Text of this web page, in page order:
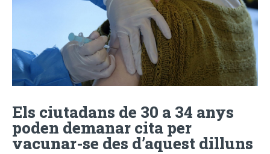
Els ciutadans de 30 a 34 anys
poden demanar cita per
vacunar-se des d’aquest dilluns